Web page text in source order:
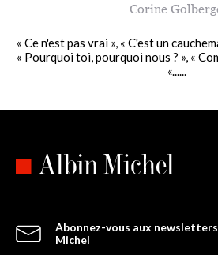
Corine
« Ce n'est pas vrai », « C'est un
« Pourquoi toi, pourquoi nous ? », «
«......
Abonnez-vous aux
Michel